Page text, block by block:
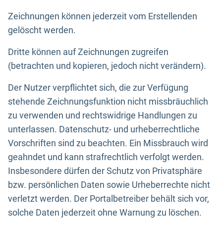
Zeichnungen können jederzeit vom Erstellenden
gelöscht werden.
Dritte können auf Zeichnungen zugreifen
(betrachten und kopieren, jedoch nicht verändern).
Der Nutzer verpflichtet sich, die zur Verfügung
stehende Zeichnungsfunktion nicht missbräuchlich
zu verwenden und rechtswidrige Handlungen zu
unterlassen. Datenschutz- und urheberrechtliche
Vorschriften sind zu beachten. Ein Missbrauch wird
geahndet und kann strafrechtlich verfolgt werden.
Insbesondere dürfen der Schutz von Privatsphäre
bzw. persönlichen Daten sowie Urheberrechte nicht
verletzt werden. Der Portalbetreiber behält sich vor,
solche Daten jederzeit ohne Warnung zu löschen.